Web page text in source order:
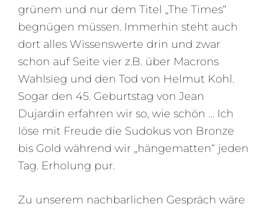
grünem und nur dem Titel „The Times“
begnügen müssen. Immerhin steht auch
dort alles Wissenswerte drin und zwar
schon auf Seite vier z.B. über Macrons
Wahlsieg und den Tod von Helmut Kohl.
Sogar den 45. Geburtstag von Jean
Dujardin erfahren wir so, wie schön … Ich
löse mit Freude die Sudokus von Bronze
bis Gold während wir „hängematten“ jeden
Tag. Erholung pur.
Zu unserem nachbarlichen Gespräch wäre